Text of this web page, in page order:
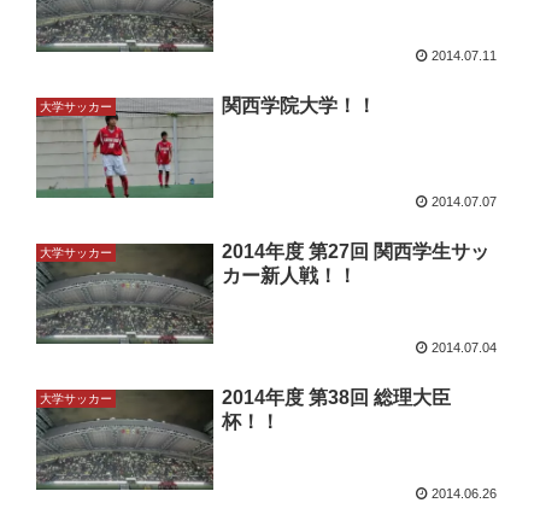
2014.07.11
大学サッカー 関西学院大学！！
2014.07.07
大学サッカー
2014年度 第27回 関西学生サッ
カー新人戦！！
2014.07.04
大学サッカー
2014年度 第38回 総理大臣
杯！！
2014.06.26